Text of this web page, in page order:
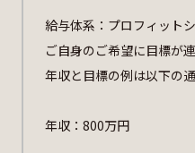
給与体系：プロフィット
ご自身のご希望に目標が
年収と目標の例は以下の通
年収：800万円